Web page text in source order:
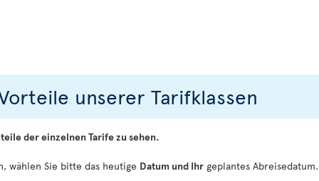
unserer Tarifklassen
der einzelnen Tarife zu sehen.
wählen Sie bitte das heutige Datum und Ihr geplantes Abreisedatum.